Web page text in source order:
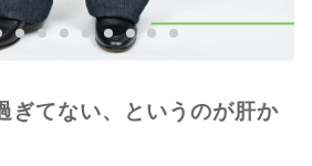
ぎてない、というのが肝か